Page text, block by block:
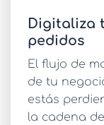
Digitaliza
pedidos
El flujo de
de tu
estás
la cadena